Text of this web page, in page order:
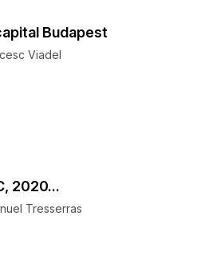
Budapest
Viadel
2020...
Tresserras